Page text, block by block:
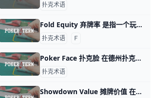
扑克术语
Fold Equity 弃牌率 是指一个玩家因为对手可能会弃牌而作出的加注或下注，进而让对手放弃手中的牌而赢得彩池的概率。这种概念通常应用在玩家不是拥有最佳手牌，但他们相信
扑克术语 Ｆ
Poker Face 扑克脸 在德州扑克中，「Poker Face」指的是玩家在牌局中刻意保持冷静、不露表情的行为，以阻止对手读取手牌信息。这在赌局中非常重要，因为揭示情感
扑克术语
Showdown Value 摊牌价值 在德州扑克中，「Showdown Value」指的是一手牌在游戏的最后摊牌局面中，有足够价值能够在未进行额外下注的情况下，赢得对手的牌。这种价